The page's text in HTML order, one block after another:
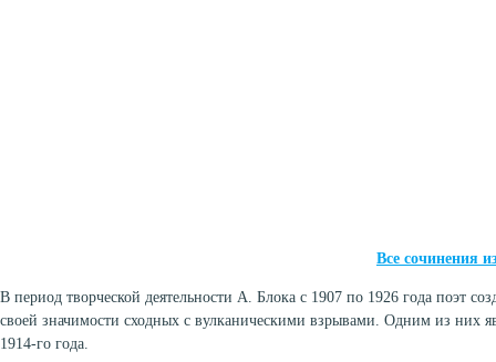
Все сочинения
В период творческой деятельности А. Блока с 1907 по 1926 года поэт
своей значимости сходных с вулканическими взрывами. Одним из них
1914-го года.